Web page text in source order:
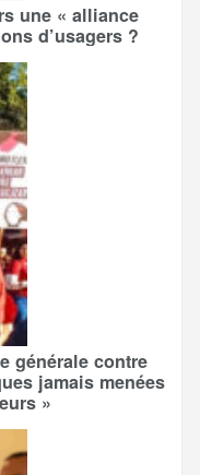
une « alliance
d’usagers ?
générale contre
jamais menées
»